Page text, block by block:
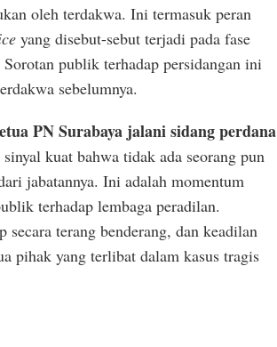
oleh terdakwa. Ini termasuk peran
yang disebut-sebut terjadi pada fase
publik terhadap persidangan ini
sebelumnya.
PN Surabaya jalani sidang perdana
kuat bahwa tidak ada seorang pun
jabatannya. Ini adalah momentum
terhadap lembaga peradilan.
terang benderang, dan keadilan
pihak yang terlibat dalam kasus tragis